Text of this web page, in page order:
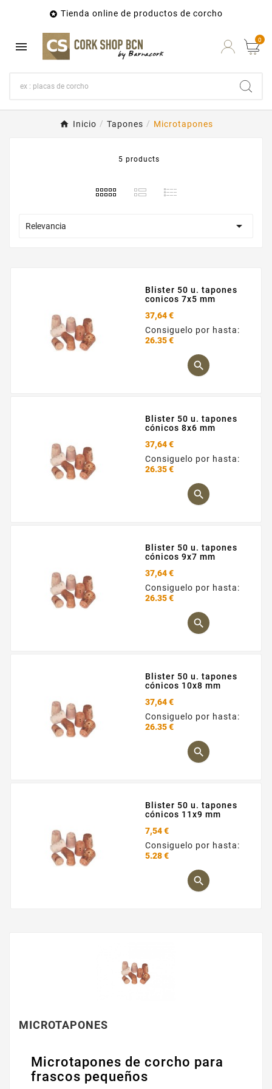
 Tienda online de productos de corcho
 0
Inicio Tapones Microtapones
5 products
Relevancia 
Blister 50 u. tapones
conicos 7x5 mm
37,64 €
Consiguelo por hasta:
26.35 €

Blister 50 u. tapones
cónicos 8x6 mm
37,64 €
Consiguelo por hasta:
26.35 €

Blister 50 u. tapones
cónicos 9x7 mm
37,64 €
Consiguelo por hasta:
26.35 €

Blister 50 u. tapones
cónicos 10x8 mm
37,64 €
Consiguelo por hasta:
26.35 €

Blister 50 u. tapones
cónicos 11x9 mm
7,54 €
Consiguelo por hasta:
5.28 €

MICROTAPONES
Microtapones de corcho para
frascos pequeños